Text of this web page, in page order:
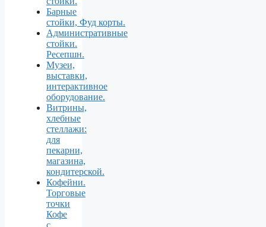
Барные
стойки, Фуд корты.
Aдминистративные
стойки.
Ресепшн.
Музеи,
выставки,
интерактивное
оборудование.
Витрины,
хлебные
стеллажи:
для
пекарни,
магазина,
кондитерской.
Кофейни.
Торговые
точки
Кофе
с